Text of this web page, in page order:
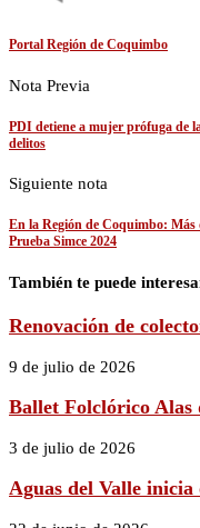
Portal Región de Coquimbo
Nota Previa
PDI detiene a mujer prófuga de
delitos
Siguiente nota
En la Región de Coquimbo: Más
Prueba Simce 2024
También te puede
Renovación de
9 de julio de 2026
Ballet Folclórico
3 de julio de 2026
Aguas del Valle inicia